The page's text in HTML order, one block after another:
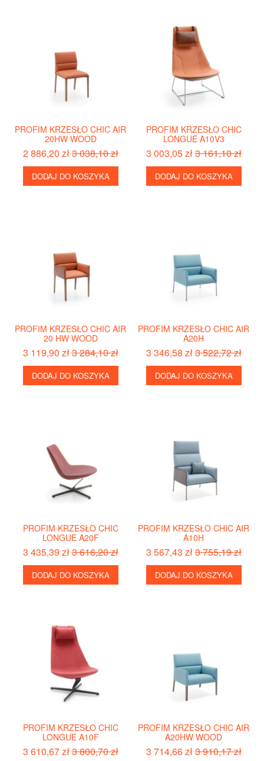
PROFIM KRZESŁO CHIC AIR
20HW WOOD
2 886,20 zł3 038,10 zł
DODAJ DO KOSZYKA
PROFIM KRZESŁO CHIC
LONGUE A10V3
3 003,05 zł3 161,10 zł
DODAJ DO KOSZYKA
PROFIM KRZESŁO CHIC AIR
20 HW WOOD
3 119,90 zł3 284,10 zł
DODAJ DO KOSZYKA
PROFIM KRZESŁO CHIC AIR
A20H
3 346,58 zł3 522,72 zł
DODAJ DO KOSZYKA
PROFIM KRZESŁO CHIC
LONGUE A20F
3 435,39 zł3 616,20 zł
DODAJ DO KOSZYKA
PROFIM KRZESŁO CHIC AIR
A10H
3 567,43 zł3 755,19 zł
DODAJ DO KOSZYKA
PROFIM KRZESŁO CHIC
LONGUE A10F
3 610,67 zł3 800,70 zł
PROFIM KRZESŁO CHIC AIR
A20HW WOOD
3 714,66 zł3 910,17 zł